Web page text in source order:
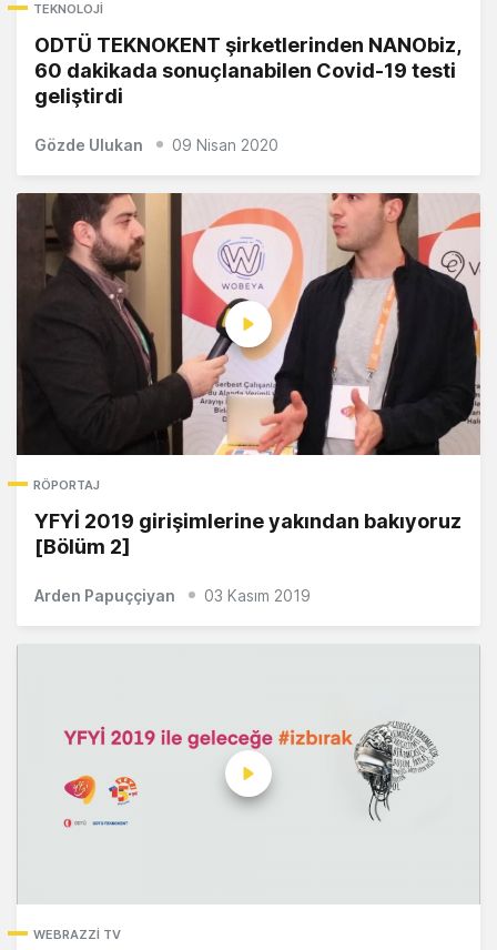
TEKNOLOJI
ODTÜ TEKNOKENT şirketlerinden NANObiz,
60 dakikada sonuçlanabilen Covid-19 testi
geliştirdi
Gözde Ulukan 09 Nisan 2020
RÖPORTAJ
YFYİ 2019 girişimlerine yakından bakıyoruz
[Bölüm 2]
Arden Papuççiyan 03 Kasım 2019
WEBRAZZI TV